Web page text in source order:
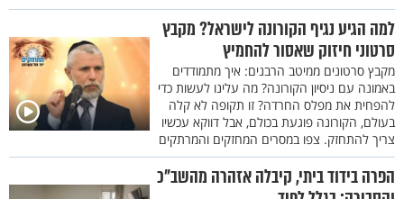
למה הגיע נגיף הקורונה לישראל? מקבץ
סרטוני חיזוק שאסור להחמיץ
מקבץ סרטונים ממיטב הרבנים: איך מתמודדים
באמונה עם ניסיון הקורונה? מה עלינו לעשות כדי
להפחית את מפלס החרדה? זו תקופה לא קלה
בעולם, הקורונה פוגעת בכולם, אבל דווקא עכשיו
צריך להתחזק. צפו במסרים המחזקים והמרתקים
הפרה בידוד ביתי, קיבלה אזהרה מהשב"כ